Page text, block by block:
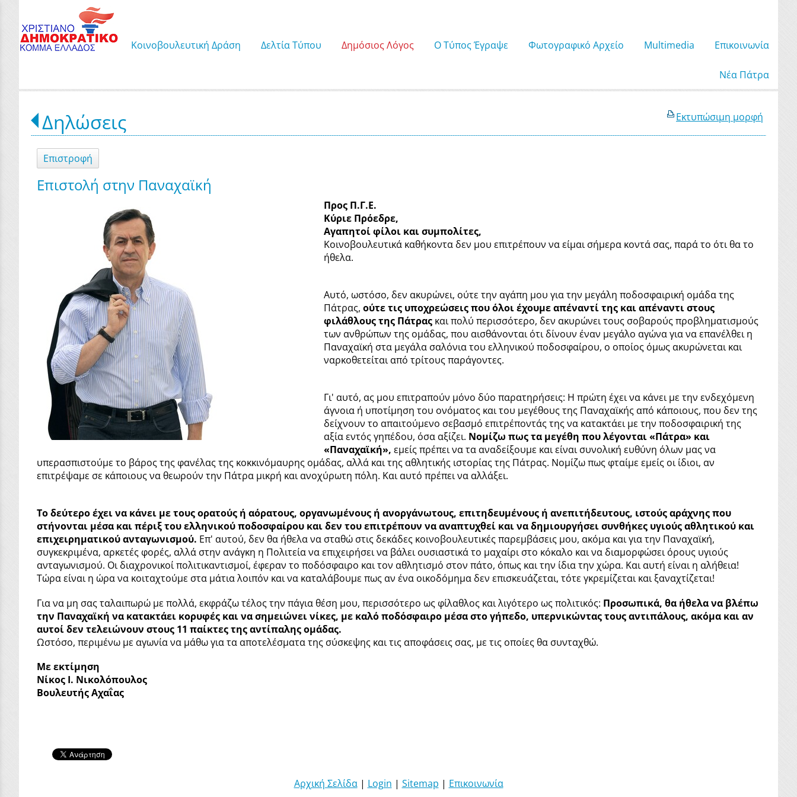
Κοινοβουλευτική Δράση Δελτία Τύπου Δημόσιος Λόγος Ο Τύπος Έγραψε Φωτογραφικό Αρχείο Μultimedia Επικοινωνία
Νέα Πάτρα
Εκτυπώσιμη μορφή
Δηλώσεις
Επιστροφή
Επιστολή στην Παναχαϊκή
Προς Π.Γ.Ε.
Κύριε Πρόεδρε,
Αγαπητοί φίλοι και συμπολίτες,
Κοινοβουλευτικά καθήκοντα δεν μου επιτρέπουν να είμαι σήμερα κοντά σας, παρά το ότι θα το
ήθελα.
Αυτό, ωστόσο, δεν ακυρώνει, ούτε την αγάπη μου για την μεγάλη ποδοσφαιρική ομάδα της
Πάτρας,ούτε τις υποχρεώσεις που όλοι έχουμε απέναντί της και απέναντι στους
φιλάθλους της Πάτρας και πολύ περισσότερο, δεν ακυρώνει τους σοβαρούς προβληματισμούς
των ανθρώπων της ομάδας, που αισθάνονται ότι δίνουν έναν μεγάλο αγώνα για να επανέλθει η
Παναχαϊκή στα μεγάλα σαλόνια του ελληνικού ποδοσφαίρου, ο οποίος όμως ακυρώνεται και
ναρκοθετείται από τρίτους παράγοντες.
Γι' αυτό, ας μου επιτραπούν μόνο δύο παρατηρήσεις: Η πρώτη έχει να κάνει με την ενδεχόμενη
άγνοια ή υποτίμηση του ονόματος και του μεγέθους της Παναχαϊκής από κάποιους, που δεν της
δείχνουν το απαιτούμενο σεβασμό επιτρέποντάς της να κατακτάει με την ποδοσφαιρική της
αξία εντός γηπέδου, όσα αξίζει. Νομίζω πως τα μεγέθη που λέγονται «Πάτρα» και
«Παναχαϊκή», εμείς πρέπει να τα αναδείξουμε και είναι συνολική ευθύνη όλων μας να
υπερασπιστούμε το βάρος της φανέλας της κοκκινόμαυρης ομάδας, αλλά και της αθλητικής ιστορίας της Πάτρας. Νομίζω πως φταίμε εμείς οι ίδιοι, αν
επιτρέψαμε σε κάποιους να θεωρούν την Πάτρα μικρή και ανοχύρωτη πόλη. Και αυτό πρέπει να αλλάξει.
Το δεύτερο έχει να κάνει με τους ορατούς ή αόρατους, οργανωμένους ή ανοργάνωτους, επιτηδευμένους ή ανεπιτήδευτους, ιστούς αράχνης που
στήνονται μέσα και πέριξ του ελληνικού ποδοσφαίρου και δεν του επιτρέπουν να αναπτυχθεί και να δημιουργήσει συνθήκες υγιούς αθλητικού και
επιχειρηματικού ανταγωνισμού. Επ' αυτού, δεν θα ήθελα να σταθώ στις δεκάδες κοινοβουλευτικές παρεμβάσεις μου, ακόμα και για την Παναχαϊκή,
συγκεκριμένα, αρκετές φορές, αλλά στην ανάγκη η Πολιτεία να επιχειρήσει να βάλει ουσιαστικά το μαχαίρι στο κόκαλο και να διαμορφώσει όρους υγιούς
ανταγωνισμού. Οι διαχρονικοί πολιτικαντισμοί, έφεραν το ποδόσφαιρο και τον αθλητισμό στον πάτο, όπως και την ίδια την χώρα. Και αυτή είναι η αλήθεια!
Τώρα είναι η ώρα να κοιταχτούμε στα μάτια λοιπόν και να καταλάβουμε πως αν ένα οικοδόμημα δεν επισκευάζεται, τότε γκρεμίζεται και ξαναχτίζεται!
Για να μη σας ταλαιπωρώ με πολλά, εκφράζω τέλος την πάγια θέση μου, περισσότερο ως φίλαθλος και λιγότερο ως πολιτικός: Προσωπικά, θα ήθελα να βλέπω
την Παναχαϊκή να κατακτάει κορυφές και να σημειώνει νίκες, με καλό ποδόσφαιρο μέσα στο γήπεδο, υπερνικώντας τους αντιπάλους, ακόμα και αν
αυτοί δεν τελειώνουν στους 11 παίκτες της αντίπαλης ομάδας.
Ωστόσο, περιμένω με αγωνία να μάθω για τα αποτελέσματα της σύσκεψης και τις αποφάσεις σας, με τις οποίες θα συνταχθώ.
Με εκτίμηση
Νίκος Ι. Νικολόπουλος
Βουλευτής Αχαΐας
Αρχική Σελίδα| Login | Sitemap | Επικοινωνία